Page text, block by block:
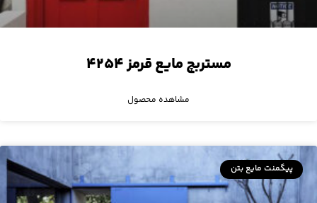
مستربچ مایع قرمز ۴۲۵۴
مشاهده محصول
پیگمنت مایع بتن